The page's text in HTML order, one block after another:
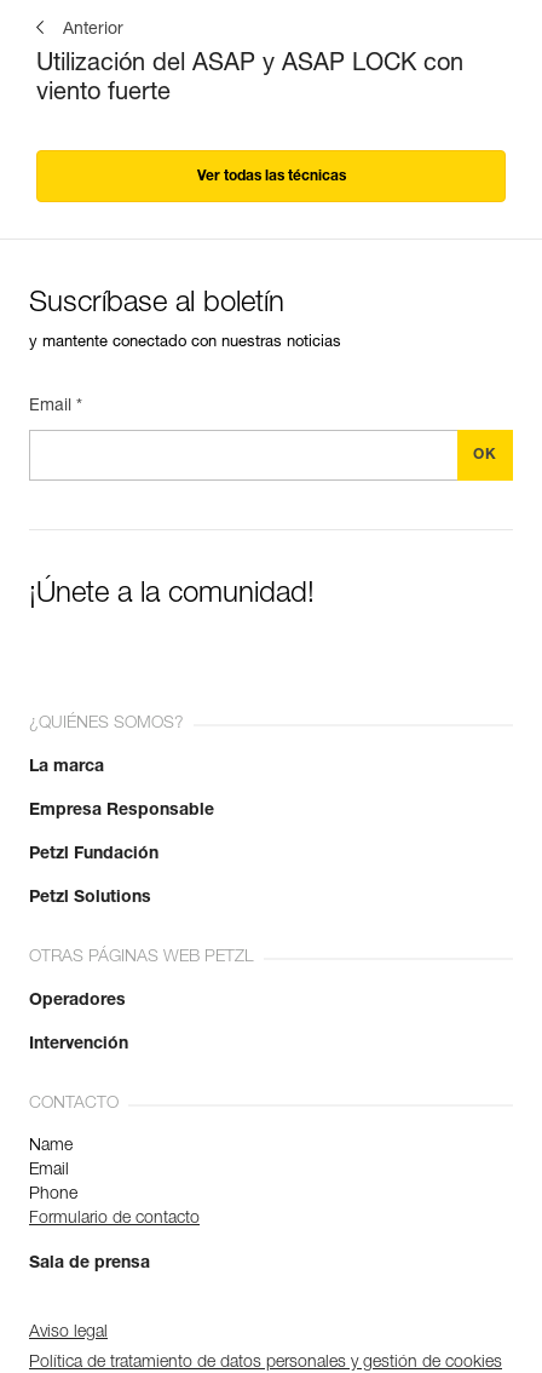
Anterior
Utilización del ASAP y ASAP LOCK con
viento fuerte
Ver todas las técnicas
Suscríbase al boletín
y mantente conectado con nuestras noticias
Email *
¡Únete a la comunidad!
¿QUIÉNES SOMOS?
La marca
Empresa Responsable
Petzl Fundación
Petzl Solutions
OTRAS PÁGINAS WEB PETZL
Operadores
Intervención
CONTACTO
Name
Email
Phone
Formulario de contacto
Sala de prensa
Aviso legal
Política de tratamiento de datos personales y gestión de cookies